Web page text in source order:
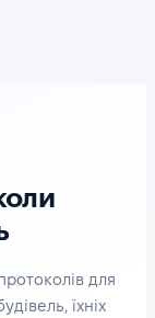
для
їхніх